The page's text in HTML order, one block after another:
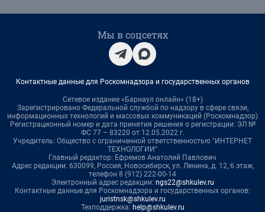
Мы в соцсетях
Контактные данные для Роскомнадзора и государственных органов
Сетевое издание «Барнаул онлайн» (18+)
Зарегистрировано Федеральной службой по надзору в сфере связи,
информационных технологий и массовых коммуникаций (Роскомнадзор)
Регистрационный номер и дата принятия решения о регистрации: ЭЛ №
ФС 77 – 83220 от 12.05.2022 г.
Учредитель: Общество с ограниченной ответственностью "ИНТЕРНЕТ
ТЕХНОЛОГИИ"
Главный редактор: Ефремов Анатолий Павлович
Адрес редакции: 630099, Россия, Новосибирск, ул. Ленина, д. 12, 6 этаж,
телефон 8 (912) 222-00-14
Электронный адрес редакции: ngs22@shkulev.ru
Контактные данные для Роскомнадзора и государственных органов:
juristnsk@shkulev.ru
Техподдержка: help@shkulev.ru